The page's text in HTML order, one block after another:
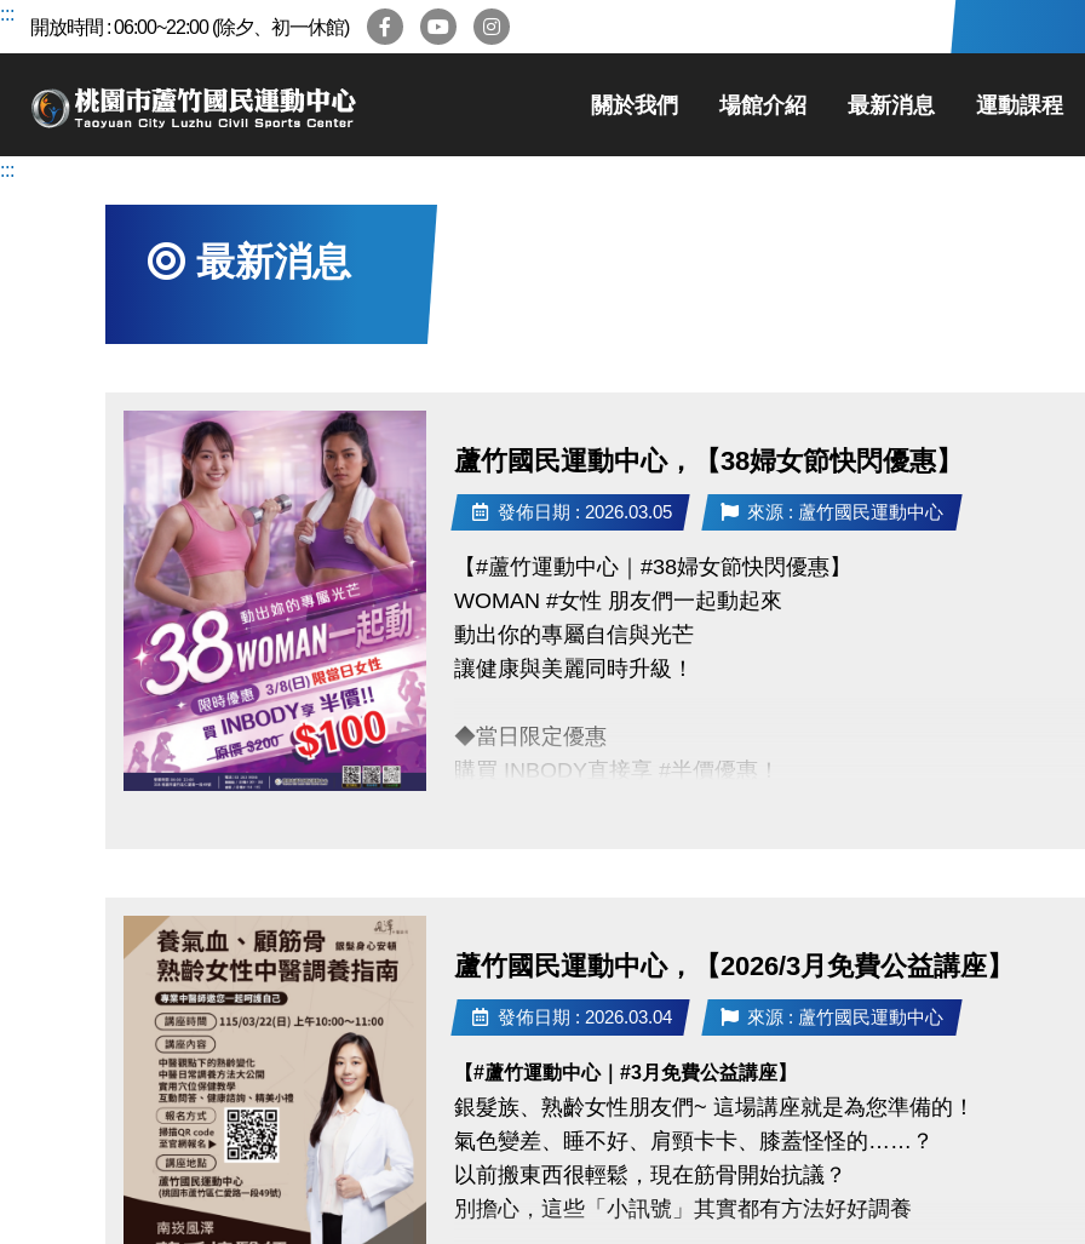
跳
區
:::
開放時間 : 06:00~22:00 (除夕、初一休館)
關於我們 場館介紹 最新消息 運動課程
:::
最新消息
蘆竹國民運動中心，【38婦女節快閃優惠】
發佈日期 : 2026.03.05 來源 : 蘆竹國民運動中心
【#蘆竹運動中心｜#38婦女節快閃優惠】
WOMAN #女性 朋友們一起動起來
動出你的專屬自信與光芒
讓健康與美麗同時升級！
◆當日限定優惠
購買 INBODY直接享 #半價優惠！
連絡資訊
-洽詢專線：03-2639066 #301、302
-官網 : https://www.lzsports.com.tw/zh_TW/news/pageID/1/
-FB : 桃園市蘆竹國民運動中心
-IG : @luzhusports
蘆竹國民運動中心，【2026/3月免費公益講座】
發佈日期 : 2026.03.04 來源 : 蘆竹國民運動中心
【#蘆竹運動中心｜#3月免費公益講座】
銀髮族、熟齡女性朋友們~ 這場講座就是為您準備的！
氣色變差、睡不好、肩頸卡卡、膝蓋怪怪的……？
以前搬東西很輕鬆，現在筋骨開始抗議？
別擔心，這些「小訊號」其實都有方法好好調養